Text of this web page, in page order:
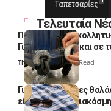
Τελευταία
Πολλοί βάζουν
Γιατί το κάνουν και σε
Thali Ombre 4 Min Read
Γιατί οι πετσέτες
είναι μόνο για